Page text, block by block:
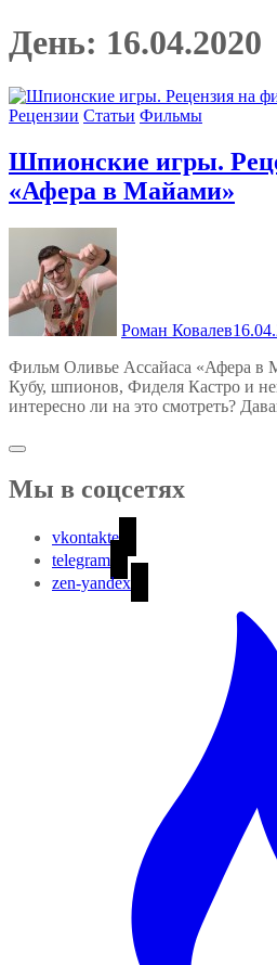
День: 16.04.2020
Рецензии Статьи Фильмы
Шпионские игры.
«Афера в Майами»
Роман Ковалев
Фильм Оливье Ассайаса «Афера в
Кубу, шпионов, Фиделя Кастро и
интересно ли на это смотреть?
Мы в соцсетях
vkontakte
telegram
zen-yandex